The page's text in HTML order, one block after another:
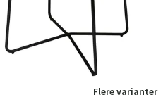
Flere varianter